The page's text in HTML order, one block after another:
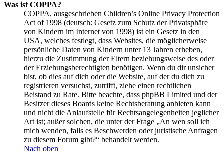
Was ist COPPA?
COPPA, ausgeschrieben Children’s Online Privacy Protection
Act of 1998 (deutsch: Gesetz zum Schutz der Privatsphäre
von Kindern im Internet von 1998) ist ein Gesetz in den
USA, welches festlegt, dass Websites, die möglicherweise
persönliche Daten von Kindern unter 13 Jahren erheben,
hierzu die Zustimmung der Eltern beziehungsweise des oder
der Erziehungsberechtigten benötigen. Wenn du dir unsicher
bist, ob dies auf dich oder die Website, auf der du dich zu
registrieren versuchst, zutrifft, ziehe einen rechtlichen
Beistand zu Rate. Bitte beachte, dass phpBB Limited und der
Besitzer dieses Boards keine Rechtsberatung anbieten kann
und nicht die Anlaufstelle für Rechtsangelegenheiten jeglicher
Art ist; außer solchen, die unter der Frage „An wen soll ich
mich wenden, falls es Beschwerden oder juristische Anfragen
zu diesem Forum gibt?“ behandelt werden.
Nach oben